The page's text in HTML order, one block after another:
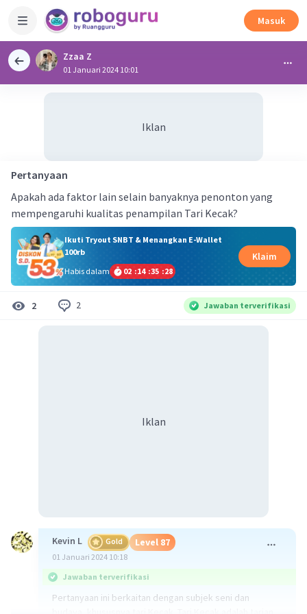
Masuk
Zzaa Z
01 Januari 2024 10:01
Iklan
Pertanyaan
Apakah ada faktor lain selain banyaknya penonton yang
mempengaruhi kualitas penampilan Tari Kecak?
Ikuti Tryout SNBT & Menangkan E-Wallet
100rb
Habis dalam
02 :14 :35 :28
Klaim
2 2 Jawaban terverifikasi
Iklan
Kevin L Gold Level 87
01 Januari 2024 10:18
Jawaban terverifikasi
Pertanyaan ini berkaitan dengan subjek seni dan